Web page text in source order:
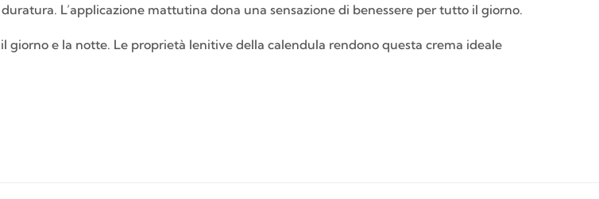
L’applicazione mattutina dona una sensazione di benessere per tutto il giorno.
e la notte. Le proprietà lenitive della calendula rendono questa crema ideale